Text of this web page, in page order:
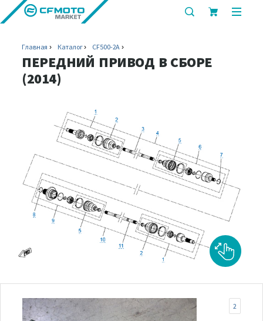
показать
поиска
Главная Каталог CF500-2A
ПЕРЕДНИЙ ПРИВОД В СБОРЕ
(2014)
2